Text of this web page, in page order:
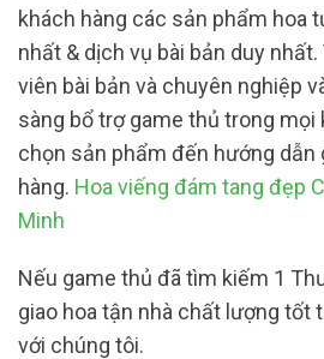
khách hàng các sản phẩm hoa
nhất & dịch vụ bài bản duy nhất.
viên bài bản và chuyên nghiệp
sàng bổ trợ game thủ trong mọi
chọn sản phẩm đến hướng dẫn
hàng. Hoa viếng đám tang đẹp
Minh
Nếu game thủ đã tìm kiếm 1
giao hoa tận nhà chất lượng tốt
với chúng tôi.